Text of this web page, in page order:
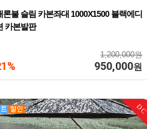
론불 슬림 카본좌대 1000X1500 블랙에디
카본발판
1,200,000원
950,000원
DC